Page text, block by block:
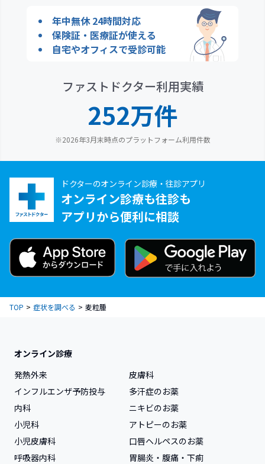
けがをした後、痛み、はれ、赤み、熱っぽい感じの
いずれかがある
眼の周りが青あざになっている
3日以上白眼が赤くなっている
次の質問へ
その他の症状を選ぶ
年中無休 24時間対応
保険証・医療証が使える
自宅やオフィスで受診可能
ファストドクター利用実績
252万件
※2026年3月末時点のプラットフォーム利用件数
ドクターのオンライン診療・往診アプリ
オンライン診療も往診も
アプリから便利に相談
TOP 症状を調べる 麦粒腫
オンライン診療
発熱外来
インフルエンザ予防投与
内科
小児科
小児皮膚科
呼吸器内科
皮膚科
多汗症のお薬
ニキビのお薬
アトピーのお薬
口唇ヘルペスのお薬
胃腸炎・腹痛・下痢